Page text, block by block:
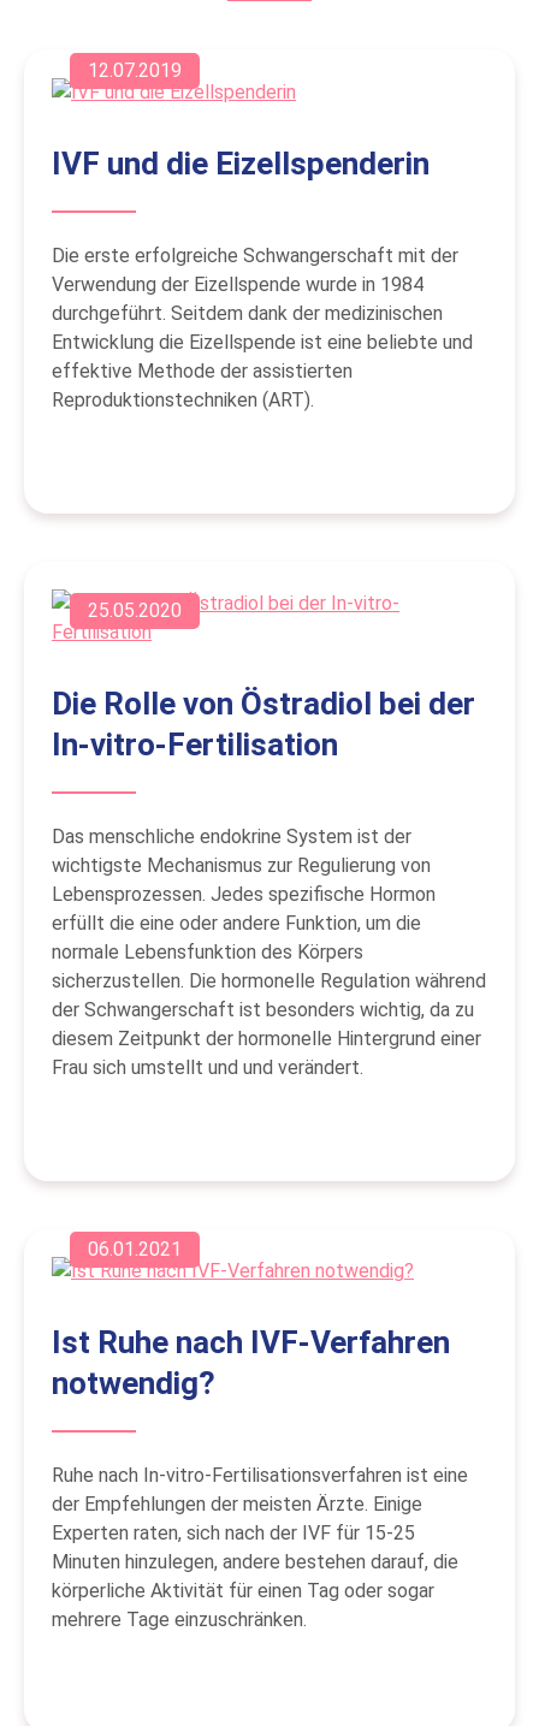
12.07.2019
IVF und die Eizellspenderin
Die erste erfolgreiche Schwangerschaft mit der
Verwendung der Eizellspende wurde in 1984
durchgeführt. Seitdem dank der medizinischen
Entwicklung die Eizellspende ist eine beliebte und
effektive Methode der assistierten
Reproduktionstechniken (ART).
25.05.2020
Die Rolle von Östradiol bei der
In-vitro-Fertilisation
Das menschliche endokrine System ist der
wichtigste Mechanismus zur Regulierung von
Lebensprozessen. Jedes spezifische Hormon
erfüllt die eine oder andere Funktion, um die
normale Lebensfunktion des Körpers
sicherzustellen. Die hormonelle Regulation während
der Schwangerschaft ist besonders wichtig, da zu
diesem Zeitpunkt der hormonelle Hintergrund einer
Frau sich umstellt und und verändert.
06.01.2021
Ist Ruhe nach IVF-Verfahren
notwendig?
Ruhe nach In-vitro-Fertilisationsverfahren ist eine
der Empfehlungen der meisten Ärzte. Einige
Experten raten, sich nach der IVF für 15-25
Minuten hinzulegen, andere bestehen darauf, die
körperliche Aktivität für einen Tag oder sogar
mehrere Tage einzuschränken.